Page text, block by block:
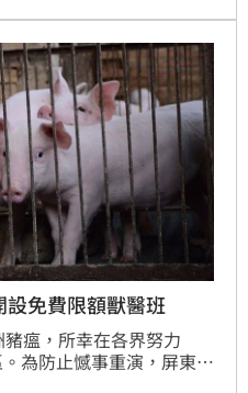
動，開庭時也因說詞反
好改期開庭。
免費限額獸醫班
瘟，所幸在各界努力
為防止憾事重演，屏東縣